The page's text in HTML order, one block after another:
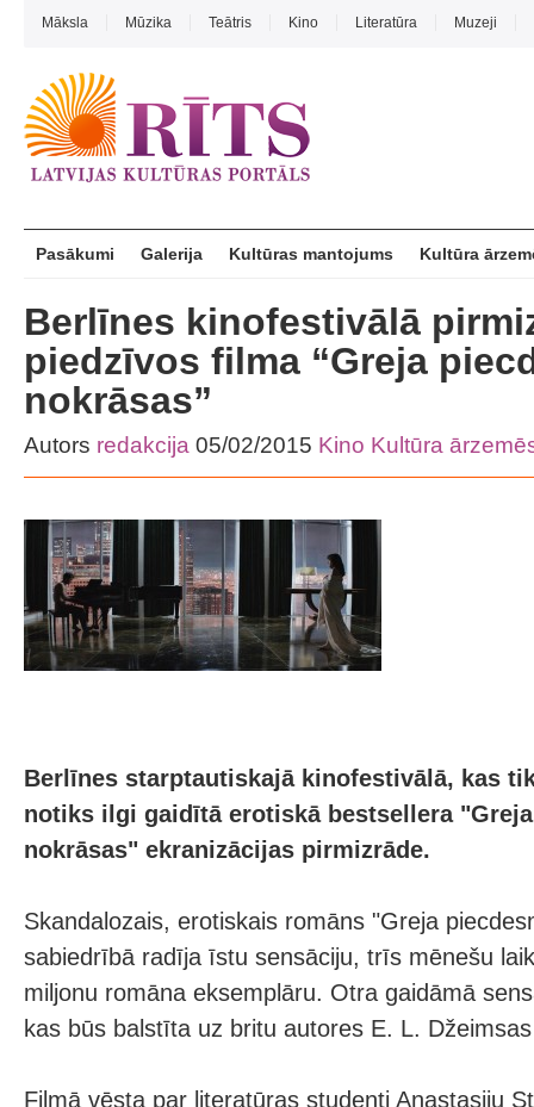
Māksla Mūzika Teātris Kino Literatūra Muzeji
Pasākumi Galerija Kultūras mantojums Kultūra
Berlīnes kinofestivālā
piedzīvos filma “Greja
nokrāsas”
Autors redakcija 05/02/2015 Kino Kultūra
Berlīnes starptautiskajā kinofestivālā, kas
notiks ilgi gaidītā erotiskā bestsellera
nokrāsas" ekranizācijas pirmizrāde.
Skandalozais, erotiskais romāns "Greja
sabiedrībā radīja īstu sensāciju, trīs mēnešu
miljonu romāna eksemplāru. Otra gaidāmā
kas būs balstīta uz britu autores E. L.
Filmā vēsta par literatūras studenti Anastasiju